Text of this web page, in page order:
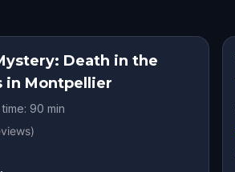
Death in the
in Montpellier
90 min